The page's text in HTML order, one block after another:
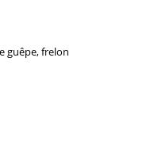
guêpe, frelon